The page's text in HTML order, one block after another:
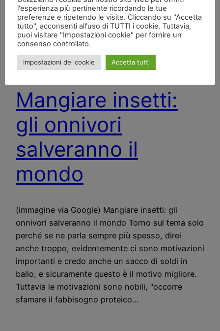
Mangiare insetti:
gli onnivori
salveranno il
mondo
(immagine via Google) Mangiare insetti: gli
onnivori salveranno il mondo Torno sul tema solo
perché se ne parla sempre più spesso, direi
anche troppo, evidentemente ci sono motivazioni
importanti e credo anche un sacco di soldi in
ballo, e sicuramente questo è il motivo migliore.
Tuttavia le motivazioni sono nobili, “occorre
sfamare il fabbisogno proteico…
l'esperienza più pertinente ricordando le tue
preferenze e ripetendo le visite. Cliccando su "Accetta
tutto", acconsenti all'uso di TUTTI i cookie. Tuttavia,
puoi visitare "Impostazioni cookie" per fornire un
consenso controllato.
Impostazioni dei cookie Accetta tutti